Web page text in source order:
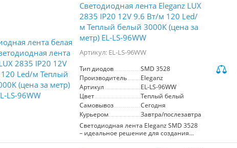
составляет 4,8 Вт/м при рабочем
напряжении 12 В. Лента содержит 60
диодов на метр, обеспечивая яркое
освещение. Степень защиты IP20
подходит для использования в
зоны. Идеальна для подсветки
декоративных элементов. Цена указана
за 1 метр.
Светодиодная лента Eleganz LUX
2835 IP20 12V 9.6 Вт/м 120 Led/
м Теплый белый 3000K (цена за
метр) EL-LS-96WW
Артикул: EL-LS-96WW
Тип диодов
SMD 3528
Производитель
Eleganz
Артикул
EL-LS-96WW
Цвет
Теплый белый
Самовывоз
Сегодня
Курьером
Завтра/послезавтра
Светодиодная лента Eleganz SMD 3528
– идеальное решение для создания
уютной атмосферы в вашем интерьере.